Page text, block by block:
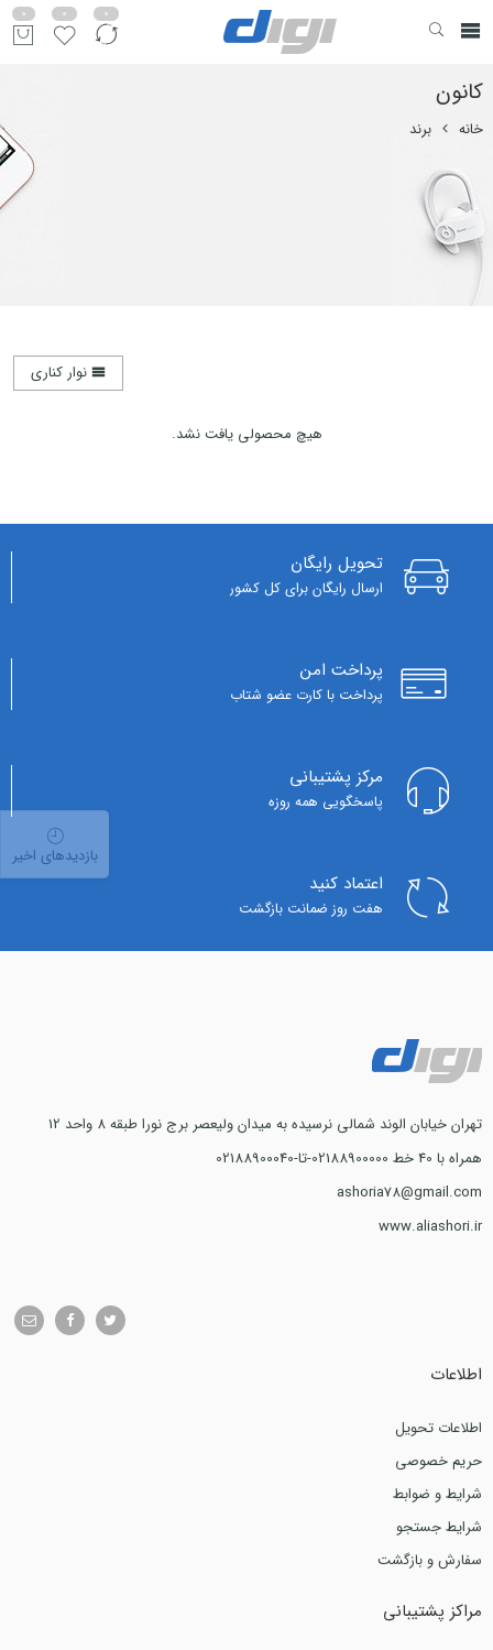
0
0
0
کانون
خانه برند
نوار کناری
هیچ محصولی یافت نشد.
تحویل رایگان
ارسال رایگان برای کل کشور
پرداخت امن
پرداخت با کارت عضو شتاب
مرکز پشتیبانی
پاسخگویی همه روزه
اعتماد کنید
هفت روز ضمانت بازگشت
تهران خیابان الوند شمالی نرسیده به میدان ولیعصر برج نورا طبقه 8 واحد 12
همراه با 40 خط 02188900000-تا-02188900040
ashoria78@gmail.com
www.aliashori.ir
اطلاعات
اطلاعات تحویل
حریم خصوصی
شرایط و ضوابط
شرایط جستجو
سفارش و بازگشت
مراکز پشتیبانی
بازدیدهای اخیر